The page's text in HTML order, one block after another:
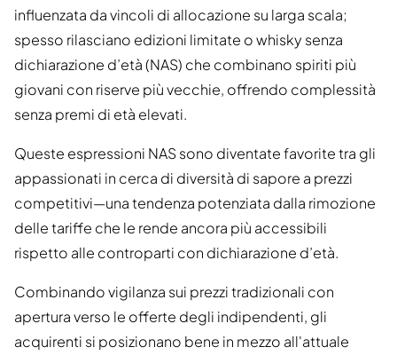
influenzata da vincoli di allocazione su larga scala;
spesso rilasciano edizioni limitate o whisky senza
dichiarazione d’età (NAS) che combinano spiriti più
giovani con riserve più vecchie, offrendo complessità
senza premi di età elevati.
Queste espressioni NAS sono diventate favorite tra gli
appassionati in cerca di diversità di sapore a prezzi
competitivi—una tendenza potenziata dalla rimozione
delle tariffe che le rende ancora più accessibili
rispetto alle controparti con dichiarazione d’età.
Combinando vigilanza sui prezzi tradizionali con
apertura verso le offerte degli indipendenti, gli
acquirenti si posizionano bene in mezzo all'attuale